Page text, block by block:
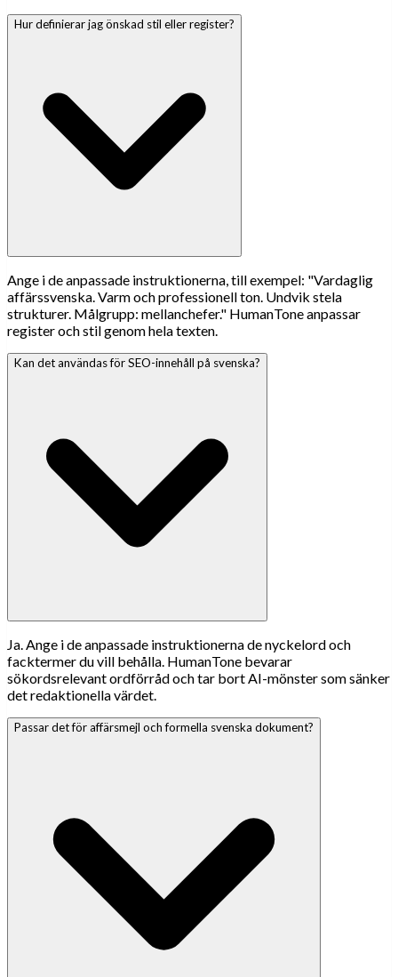
Hur definierar jag önskad stil eller register?
Ange i de anpassade instruktionerna, till exempel: "Vardaglig
affärssvenska. Varm och professionell ton. Undvik stela
strukturer. Målgrupp: mellanchefer." HumanTone anpassar
register och stil genom hela texten.
Kan det användas för SEO-innehåll på svenska?
Ja. Ange i de anpassade instruktionerna de nyckelord och
facktermer du vill behålla. HumanTone bevarar
sökordsrelevant ordförråd och tar bort AI-mönster som sänker
det redaktionella värdet.
Passar det för affärsmejl och formella svenska dokument?